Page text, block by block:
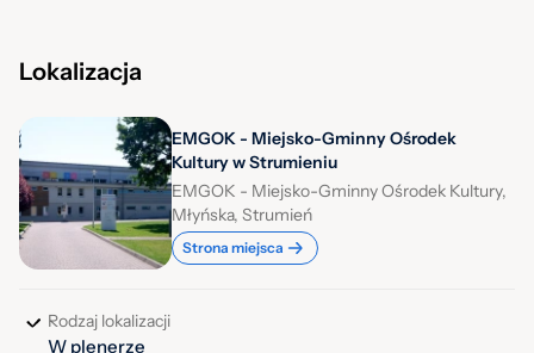
Lokalizacja
EMGOK - Miejsko-Gminny Ośrodek
Kultury w Strumieniu
EMGOK - Miejsko-Gminny Ośrodek Kultury,
Młyńska, Strumień
Strona miejsca
Rodzaj lokalizacji
W plenerze